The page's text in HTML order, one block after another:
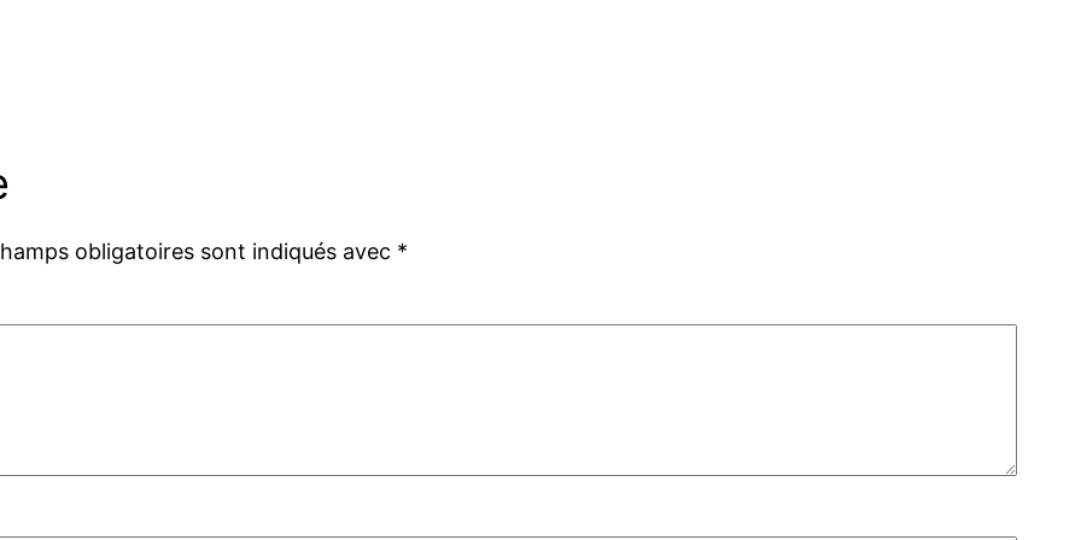
obligatoires sont indiqués avec *